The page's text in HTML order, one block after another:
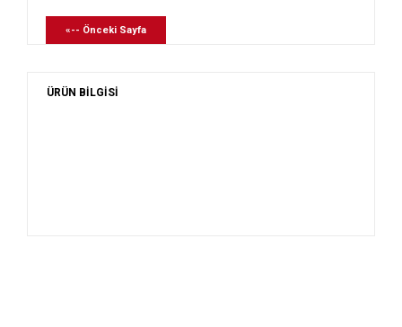
«-- Önceki Sayfa
ÜRÜN BİLGİSİ